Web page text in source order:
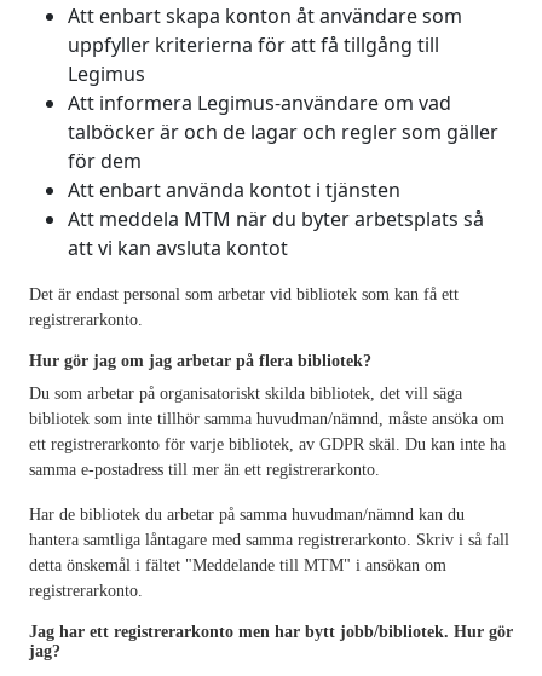
Att enbart skapa konton åt användare som
uppfyller kriterierna för att få tillgång till
Legimus
Att informera Legimus-användare om vad
talböcker är och de lagar och regler som gäller
för dem
Att enbart använda kontot i tjänsten
Att meddela MTM när du byter arbetsplats så
att vi kan avsluta kontot
Det är endast personal som arbetar vid bibliotek som kan få ett
registrerarkonto.
Hur gör jag om jag arbetar på flera bibliotek?
Du som arbetar på organisatoriskt skilda bibliotek, det vill säga
bibliotek som inte tillhör samma huvudman/nämnd, måste ansöka om
ett registrerarkonto för varje bibliotek, av GDPR skäl. Du kan inte ha
samma e-postadress till mer än ett registrerarkonto.
Har de bibliotek du arbetar på samma huvudman/nämnd kan du
hantera samtliga låntagare med samma registrerarkonto. Skriv i så fall
detta önskemål i fältet "Meddelande till MTM" i ansökan om
registrerarkonto.
Jag har ett registrerarkonto men har bytt jobb/bibliotek. Hur gör
jag?